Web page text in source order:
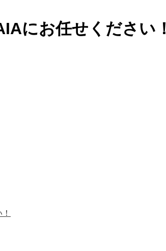
にお任せください！